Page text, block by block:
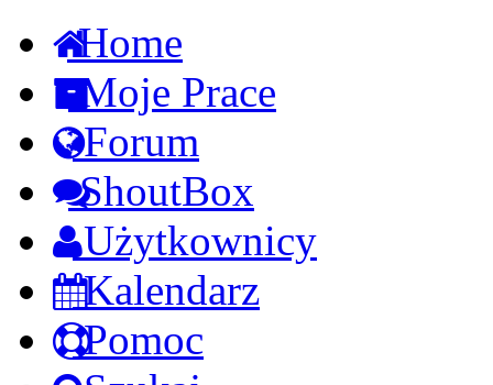
Home
Moje Prace
Forum
ShoutBox
Użytkownicy
Kalendarz
Pomoc